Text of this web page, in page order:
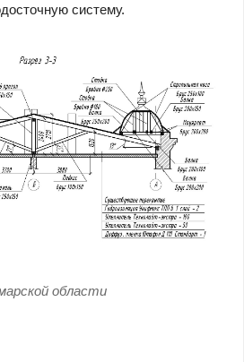
систему.
области